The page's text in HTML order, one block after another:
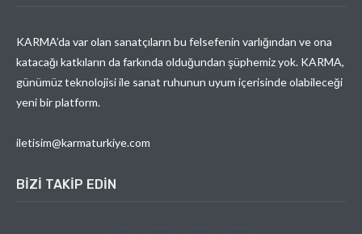
KARMA’da var olan sanatçıların bu felsefenin varlığından ve ona
katacağı katkıların da farkında olduğundan şüphemiz yok. KARMA,
günümüz teknolojisi ile sanat ruhunun uyum içerisinde olabileceği
yeni bir platform.
iletisim@karmaturkiye.com
BIZI TAKIP EDIN